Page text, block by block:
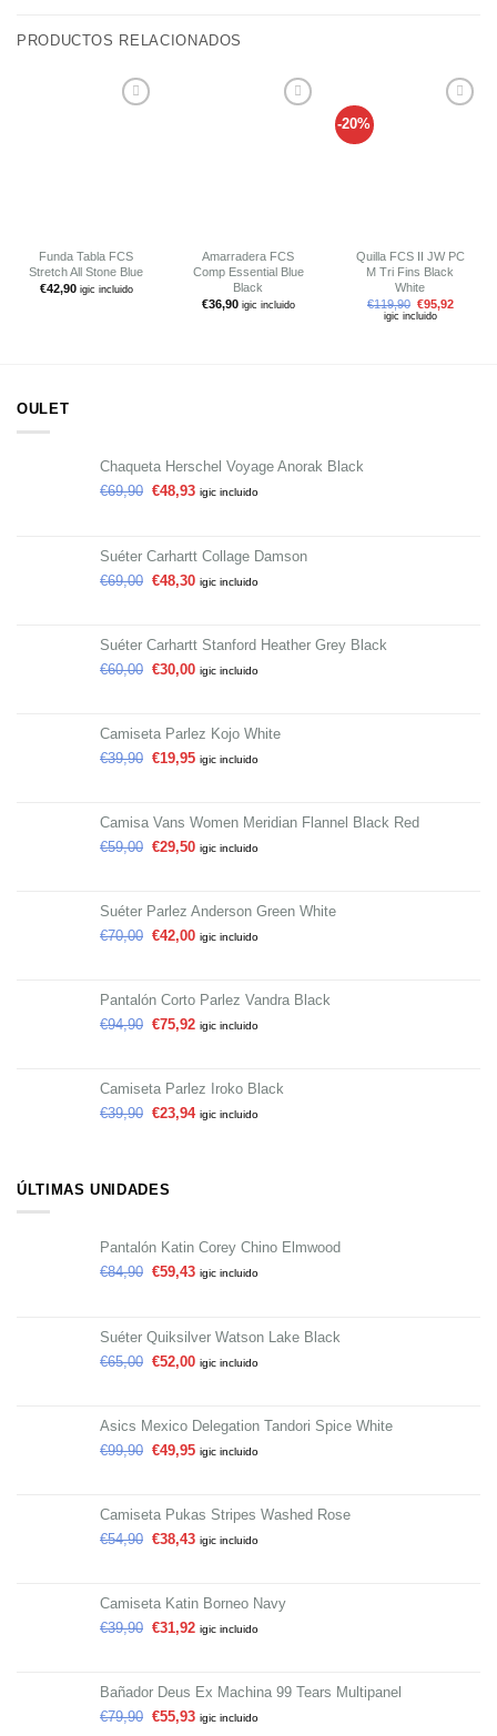
PRODUCTOS RELACIONADOS
Funda Tabla FCS
Stretch All Stone Blue
€42,90 igic incluido
Amarradera FCS
Comp Essential Blue
Black
€36,90 igic incluido
-20%
Quilla FCS II JW PC
M Tri Fins Black
White
€119,90 €95,92
igic incluido
OULET
Chaqueta Herschel Voyage Anorak Black
€69,90 €48,93 igic incluido
Suéter Carhartt Collage Damson
€69,00 €48,30 igic incluido
Suéter Carhartt Stanford Heather Grey Black
€60,00 €30,00 igic incluido
Camiseta Parlez Kojo White
€39,90 €19,95 igic incluido
Camisa Vans Women Meridian Flannel Black Red
€59,00 €29,50 igic incluido
Suéter Parlez Anderson Green White
€70,00 €42,00 igic incluido
Pantalón Corto Parlez Vandra Black
€94,90 €75,92 igic incluido
Camiseta Parlez Iroko Black
€39,90 €23,94 igic incluido
ÚLTIMAS UNIDADES
Pantalón Katin Corey Chino Elmwood
€84,90 €59,43 igic incluido
Suéter Quiksilver Watson Lake Black
€65,00 €52,00 igic incluido
Asics Mexico Delegation Tandori Spice White
€99,90 €49,95 igic incluido
Camiseta Pukas Stripes Washed Rose
€54,90 €38,43 igic incluido
Camiseta Katin Borneo Navy
€39,90 €31,92 igic incluido
Bañador Deus Ex Machina 99 Tears Multipanel
€79,90 €55,93 igic incluido